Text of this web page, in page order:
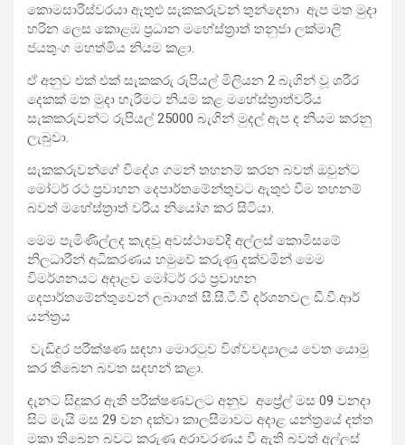
කොමසාරිස්වරයා ඇතුළු සැකකරුවන් තුන්දෙනා ඇප මත මුදා
හරින ලෙස කොළඹ ප්‍රධාන මහේස්ත්‍රාත් තනුජා ලක්මාලි
ජයතුංග මහත්මිය නියම කළා.
ඒ අනුව එක් එක් සැකකරු රුපියල් මිලියන 2 බැගින් වූ ශරීර
දෙකක් මත මුදා හැරීමට නියම කළ මහේස්ත්‍රාත්වරිය
සැකකරුවන්ට රුපියල් 25000 බැගින් මුදල් ඇප ද නියම කරනු
ලැබුවා.
සැකකරුවන්ගේ විදේශ ගමන් තහනම් කරන බවත් ඔවුන්ට
මෝටර් රථ ප්‍රවාහන දෙපාර්තමේන්තුවට ඇතුළු වීම තහනම්
බවත් මහේස්ත්‍රාත් වරිය නියෝග කර සිටියා.
මෙම පැමිණිල්ලද කැඳවූ අවස්ථාවේදී අල්ලස් කොමිසමේ
නිලධාරීන් අධිකරණය හමුවේ කරුණු දක්වමින් මෙම
විමර්ශනයට අදාළව මෝටර් රථ ප්‍රවාහන
දෙපාර්තමේන්තුවෙන් ලබාගත් සී.සී.ටී.වී දර්ශනවල ඩී.වී.ආර්
යන්ත්‍රය
වැඩිදුර පරීක්ෂණ සඳහා මොරටුව විශ්වවද්‍යාලය වෙත යොමු
කර තිබෙන බවත සඳහන් කළා.
දැනට සිදුකර ඇති පරීක්ෂණවලට අනුව අප්‍රේල් මස 09 වනදා
සිට මැයි මස 29 වන දක්වා කාලසීමාවට අදාළ යන්ත්‍රයේ දත්ත
මකා තිබෙන බවට කරුණු අරාවරණය වී ඇති බවත් අල්ලස්